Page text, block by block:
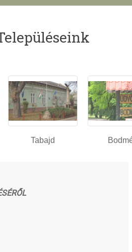
Tabajd